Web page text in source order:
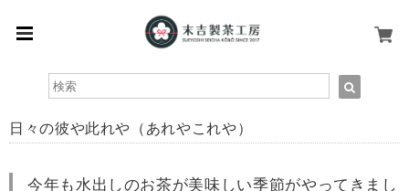
日々の彼や此れや（あれやこれや）
今年も水出しのお茶が美味しい季節がやってきまし